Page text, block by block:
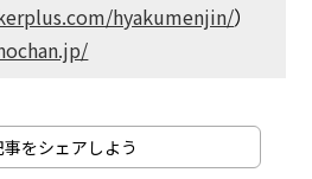
hyakumenjin/）
事をシェアしよう